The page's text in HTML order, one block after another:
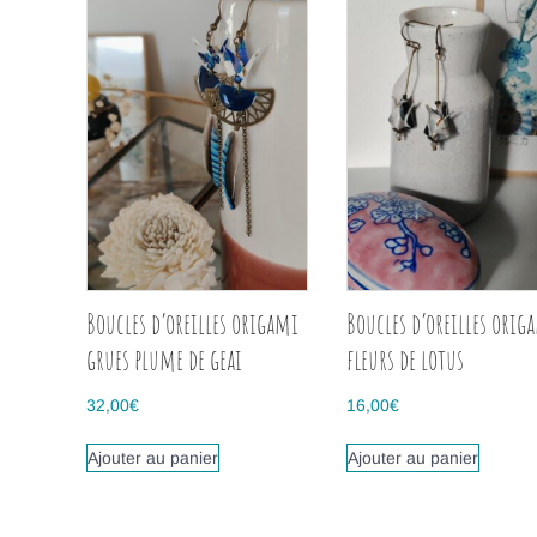
Boucles d’oreilles origami
grues plume de geai
32,00€
Ajouter au panier
Boucles d’oreilles
fleurs de lotus
16,00€
Ajouter au panier